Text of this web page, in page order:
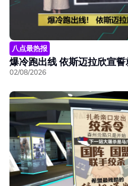
八点最热报
爆冷跑出线 依斯迈拉欣宣
02/08/2026